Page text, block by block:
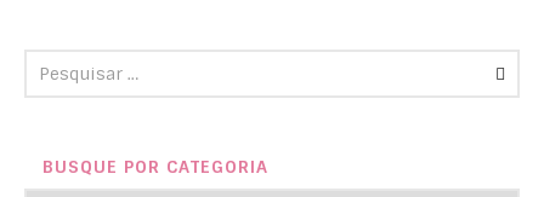
BUSQUE POR CATEGORIA